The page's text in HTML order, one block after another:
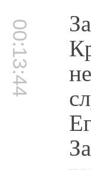
00:13:44